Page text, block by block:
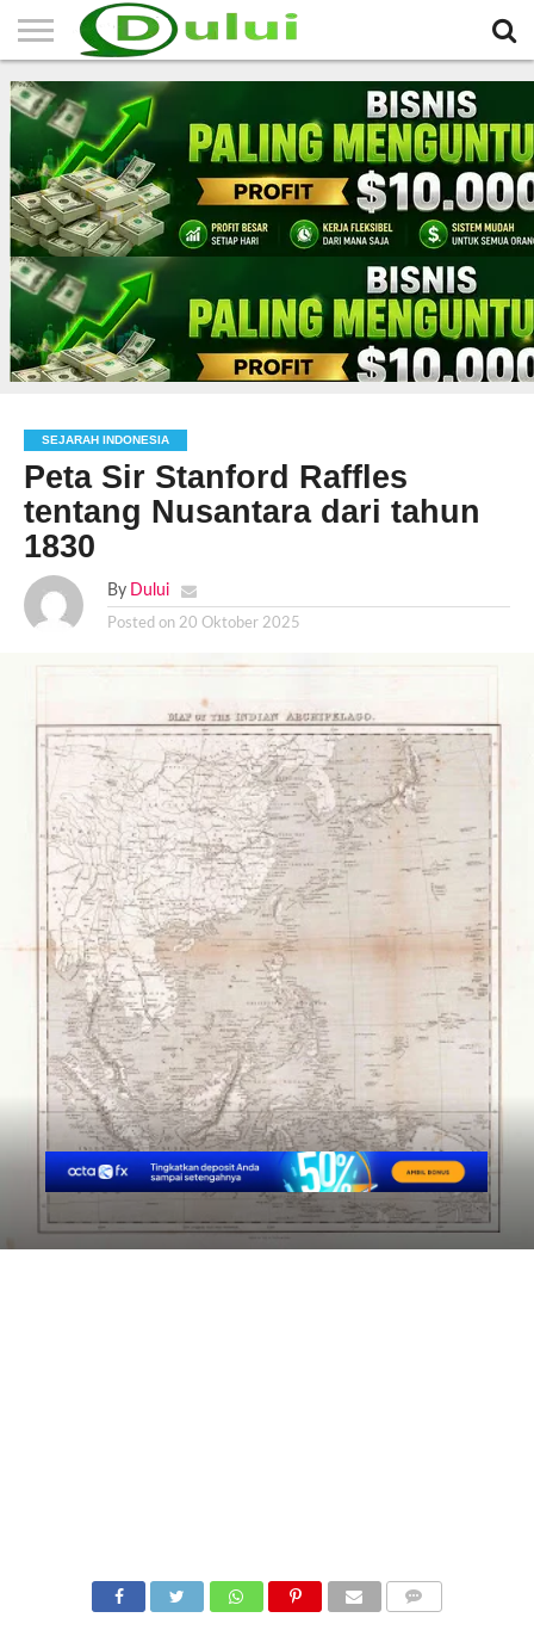
HOME
TERBARU
BERITA
SEJARAH
KOMUNITAS
IKLAN
GRATIS
RELIGI
LAINNYA
MITRA
SEJARAH INDONESIA
Peta Sir Stanford Raffles
tentang Nusantara dari tahun
1830
By Dului
Posted on 20 Oktober 2025